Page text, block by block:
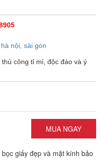
nội, sài gòn
công tỉ mỉ, độc đáo và ý
MUA NGAY
giấy đẹp và mặt kính bảo